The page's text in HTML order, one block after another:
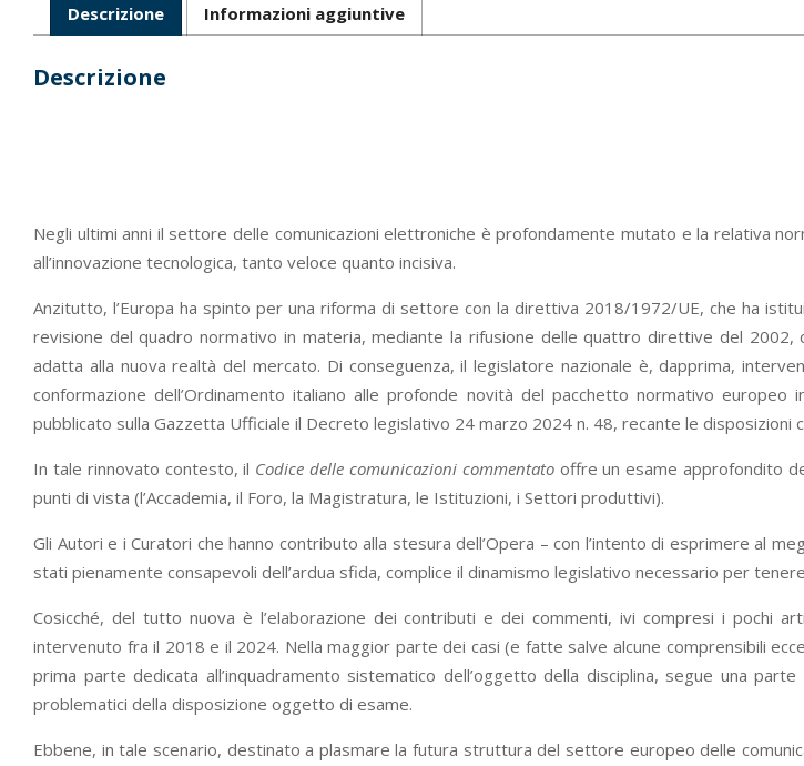
Descrizione Informazioni aggiuntive
Descrizione
Negli ultimi anni il settore delle comunicazioni elettroniche è profondamente mutato e la relativa
all’innovazione tecnologica, tanto veloce quanto incisiva.
Anzitutto, l’Europa ha spinto per una riforma di settore con la direttiva 2018/1972/UE, che ha
revisione del quadro normativo in materia, mediante la rifusione delle quattro direttive del
adatta alla nuova realtà del mercato. Di conseguenza, il legislatore nazionale è, dapprima,
conformazione dell’Ordinamento italiano alle profonde novità del pacchetto normativo
pubblicato sulla Gazzetta Ufficiale il Decreto legislativo 24 marzo 2024 n. 48, recante le disposizioni
In tale rinnovato contesto, il Codice delle comunicazioni commentatooffre un esame approfondito
punti di vista (l’Accademia, il Foro, la Magistratura, le Istituzioni, i Settori produttivi).
Gli Autori e i Curatori che hanno contributo alla stesura dell’Opera – con l’intento di esprimere al
stati pienamente consapevoli dell’ardua sfida, complice il dinamismo legislativo necessario per
Cosicché, del tutto nuova è l’elaborazione dei contributi e dei commenti, ivi compresi i pochi
intervenuto fra il 2018 e il 2024. Nella maggior parte dei casi (e fatte salve alcune comprensibili
prima parte dedicata all’inquadramento sistematico dell’oggetto della disciplina, segue una
problematici della disposizione oggetto di esame.
Ebbene, in tale scenario, destinato a plasmare la futura struttura del settore europeo delle